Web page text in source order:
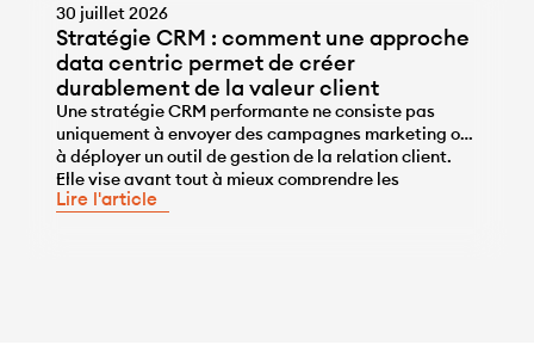
30 juillet 2026
Stratégie CRM : comment une approche
data centric permet de créer
durablement de la valeur client
Une stratégie CRM performante ne consiste pas
uniquement à envoyer des campagnes marketing ou
à déployer un outil de gestion de la relation client.
Elle vise avant tout à mieux comprendre les
comportements des clients, à personnaliser les
...
Lire l'article